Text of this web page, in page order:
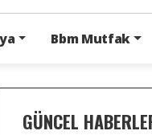
Bbm Mutfak
GÜNCEL